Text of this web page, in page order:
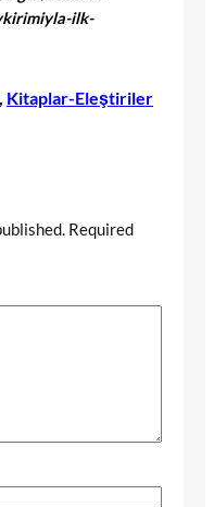
ilk-
, Kitaplar-Eleştiriler
Required